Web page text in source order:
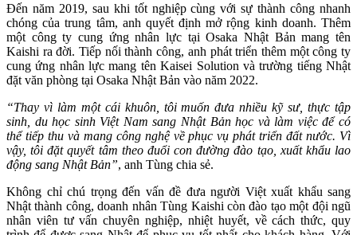
Đến năm 2019, sau khi tốt nghiệp cùng với sự thành công nhanh
chóng của trung tâm, anh quyết định mở rộng kinh doanh. Thêm
một công ty cung ứng nhân lực tại Osaka Nhật Bản mang tên
Kaishi ra đời. Tiếp nối thành công, anh phát triển thêm một công ty
cung ứng nhân lực mang tên Kaisei Solution và trường tiếng Nhật
đặt văn phòng tại Osaka Nhật Bản vào năm 2022.
“Thay vì làm một cái khuôn, tôi muốn đưa nhiều kỹ sư, thực tập
sinh, du học sinh Việt Nam sang Nhật Bản học và làm việc để có
thể tiếp thu và mang công nghệ về phục vụ phát triển đất nước. Vì
vậy, tôi đặt quyết tâm theo đuổi con đường đào tạo, xuất khẩu lao
động sang Nhật Bản”, anh Tùng chia sẻ.
Không chỉ chú trọng đến vấn đề đưa người Việt xuất khẩu sang
Nhật thành công, doanh nhân Tùng Kaishi còn đào tạo một đội ngũ
nhân viên tư vấn chuyên nghiệp, nhiệt huyết, về cách thức, quy